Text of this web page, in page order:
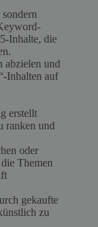
Inhalte, die
abzielen und
Inhalten auf
erstellt
ranken und
oder
Themen
gekaufte
zu